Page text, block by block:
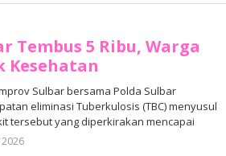
Tembus 5 Ribu, Warga
Kesehatan
Sulbar bersama Polda Sulbar
eliminasi Tuberkulosis (TBC) menyusul
tersebut yang diperkirakan mencapai
2026